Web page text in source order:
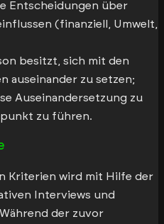
Entscheidungen über
(finanziell, Umwelt,
besitzt, sich mit den
auseinander zu setzen;
Auseinandersetzung zu
zu führen.
Kriterien wird mit Hilfe der
Interviews und
der zuvor